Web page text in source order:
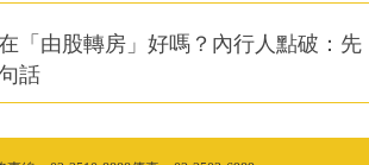
「由股轉房」好嗎？內行人點破：先
話